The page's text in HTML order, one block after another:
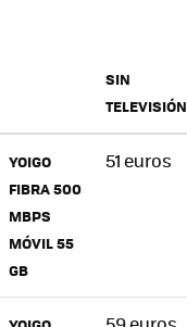
SIN
TELEVISIÓN
YOIGO
FIBRA 500
MBPS
MÓVIL 55
GB
51 euros